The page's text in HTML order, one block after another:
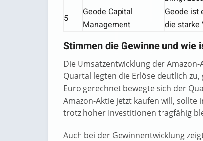
5
Geode Capital
Management
Geode ist
die starke
Stimmen die Gewinne und wie
Die Umsatzentwicklung der
Quartal legten die Erlöse deutlich
Euro gerechnet bewegte sich der
Amazon-Aktie jetzt kaufen will,
trotz hoher Investitionen tragfähig
Auch bei der Gewinnentwicklung